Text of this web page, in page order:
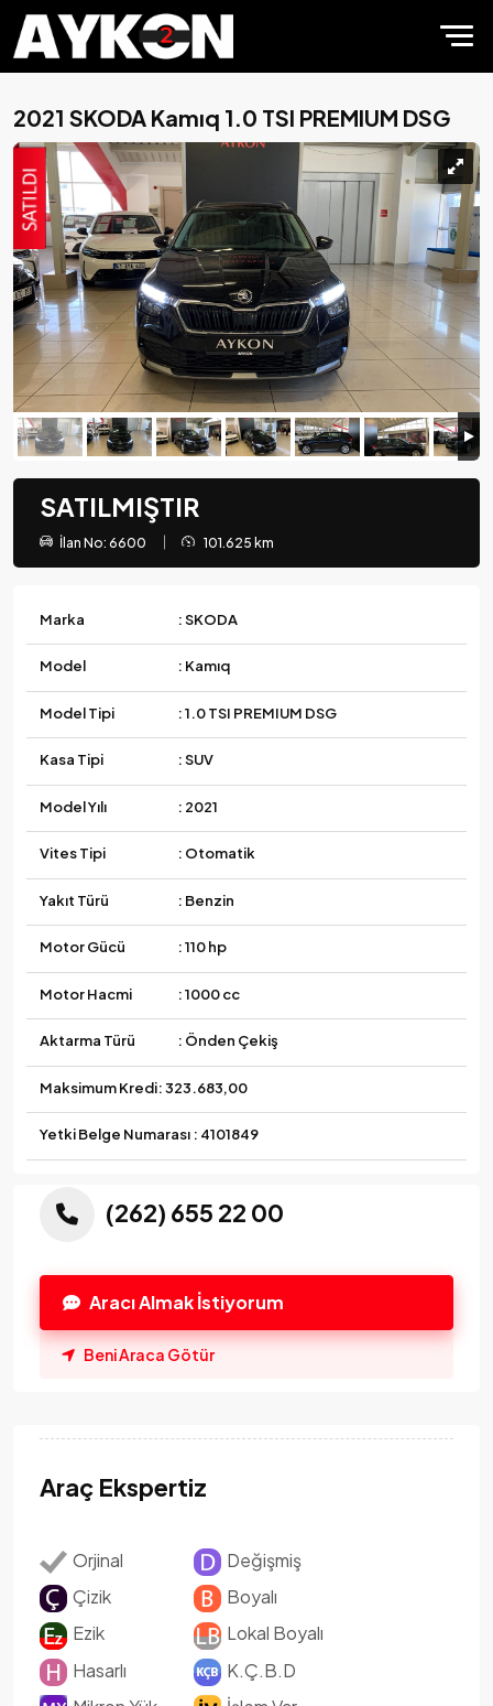
2021 SKODA Kamıq 1.0 TSI PREMIUM DSG
SATILMIŞTIR
İlan No: 6600 101.625 km
Marka : SKODA
Model : Kamıq
Model Tipi : 1.0 TSI PREMIUM DSG
Kasa Tipi : SUV
Model Yılı : 2021
Vites Tipi : Otomatik
Yakıt Türü : Benzin
Motor Gücü : 110 hp
Motor Hacmi : 1000 cc
Aktarma Türü : Önden Çekiş
Maksimum Kredi:323.683,00
Yetki Belge Numarası : 4101849
(262) 655 22 00
Aracı Almak İstiyorum
Beni Araca Götür
Araç Ekspertiz
Orjinal
Değişmiş
Çizik
Boyalı
Ezik
Lokal Boyalı
Hasarlı
K.Ç.B.D